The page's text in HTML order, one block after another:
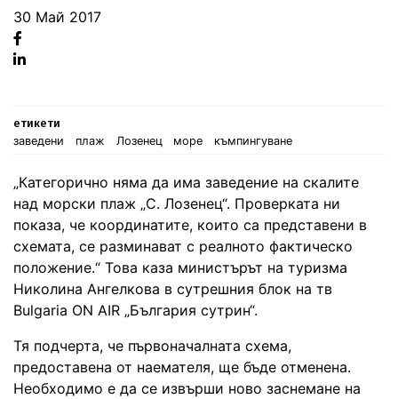
30 Май 2017
етикети
заведени
плаж Лозенец море къмпингуване
„Категорично няма да има заведение на скалите
над морски плаж „С. Лозенец“. Проверката ни
показа, че координатите, които са представени в
схемата, се разминават с реалното фактическо
положение.“ Това каза министърът на туризма
Николина Ангелкова в сутрешния блок на тв
Bulgaria ON AIR „България сутрин“.
Тя подчерта, че първоначалната схема,
предоставена от наемателя, ще бъде отменена.
Необходимо е да се извърши ново заснемане на